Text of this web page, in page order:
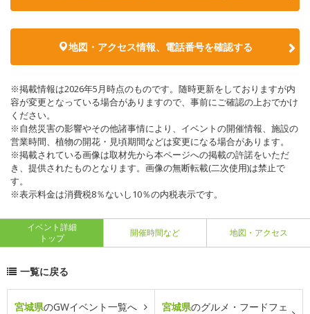
地図・アクセス情報、電話番号を確認する
※掲載情報は2026年5月時点のものです。随時更新をしておりますが内
容が変更となっている場合がありますので、事前にご確認の上おでかけ
ください。
※自然災害の影響やその他諸事情により、イベントの開催情報、施設の
営業時間、植物の開花・見頃期間などは変更になる場合があります。
※掲載されている画像は取材先から本ページへの掲載の許諾をいただ
き、提供されたものとなります。画像の無断転載(二次使用)は禁止で
す。
※表示料金は消費税8％ないし10％の内税表示です。
イベント詳細
トップ
開催時間など 地図・アクセス
一覧に戻る
宮城県のGWイベント一覧へ 宮城県のグルメ・フードフェ